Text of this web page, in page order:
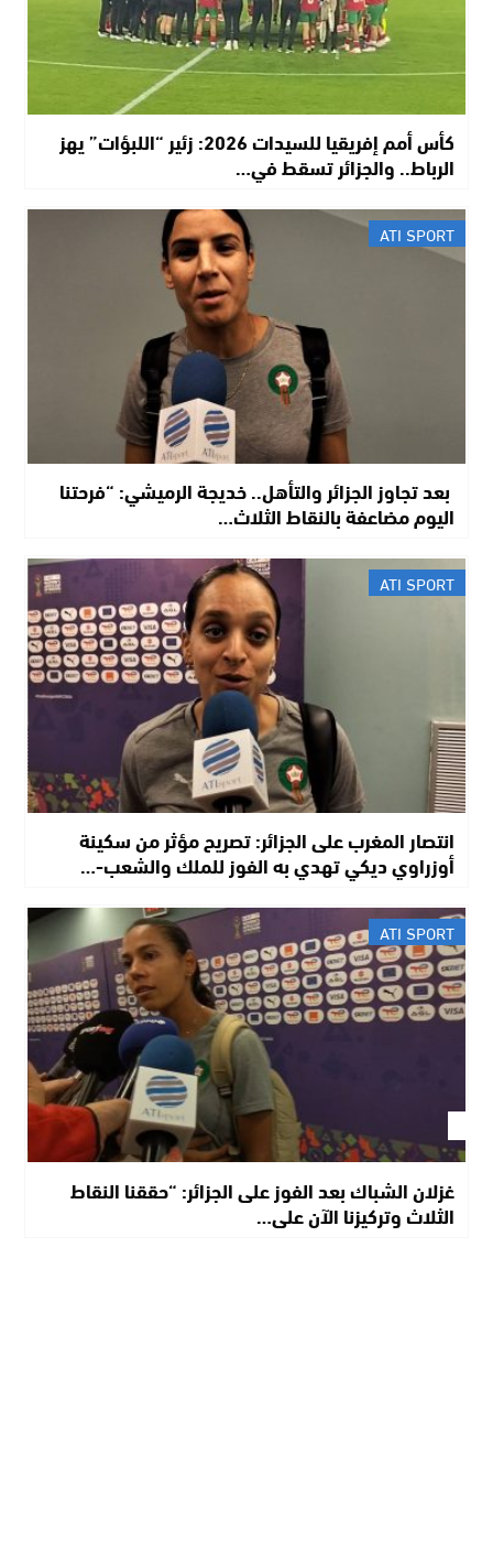
كأس أمم إفريقيا للسيدات 2026: زئير “اللبؤات” يهز
الرباط.. والجزائر تسقط في…
ATI SPORT
​ بعد تجاوز الجزائر والتأهل.. خديجة الرميشي: “فرحتنا
اليوم مضاعفة بالنقاط الثلاث…
ATI SPORT
انتصار المغرب على الجزائر: تصريح مؤثر من سكينة
أوزراوي ديكي تهدي به الفوز للملك والشعب-…
ATI SPORT
غزلان الشباك بعد الفوز على الجزائر: “حققنا النقاط
الثلاث وتركيزنا الآن على…